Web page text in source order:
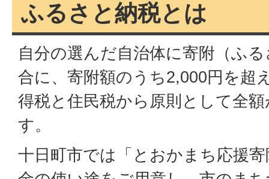
援
寄
附
金」
ふるさと納税とは
自分の選んだ自治体に寄附（ふ
合に、寄附額のうち2,000円を超
得税と住民税から原則として全
す。
十日町市では「とおかまち応援